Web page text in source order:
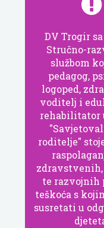
DV Trogir
Stručno-
službom
pedagog,
logoped,
voditelj i
rehabilitator
roditelje"
te razvojnih
teškoća s
susretati u